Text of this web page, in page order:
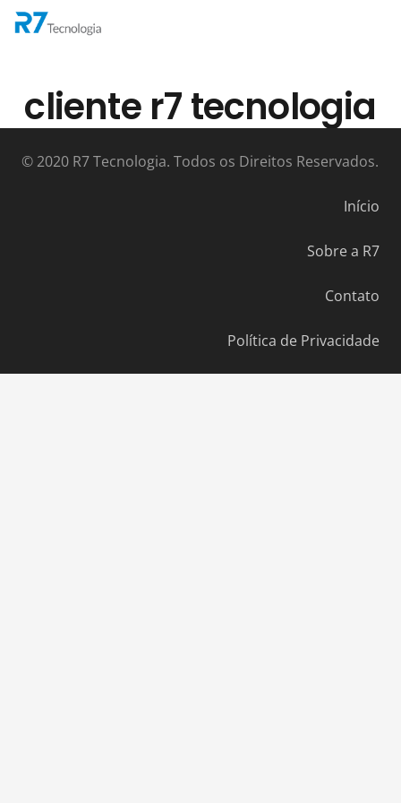
cliente r7 tecnologia
© 2020 R7 Tecnologia. Todos os Direitos Reservados.
Início
Sobre a R7
Contato
Política de Privacidade